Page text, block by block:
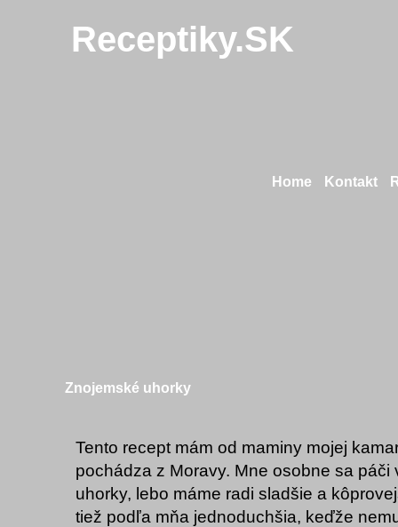
Receptiky.SK
Home Kontakt
Znojemské uhorky
Tento recept mám od maminy mojej
pochádza z Moravy. Mne osobne sa páči
uhorky, lebo máme radi sladšie a
tiež podľa mňa jednoduchšia, keďže